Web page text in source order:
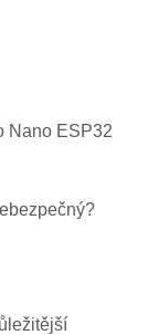
Nano ESP32